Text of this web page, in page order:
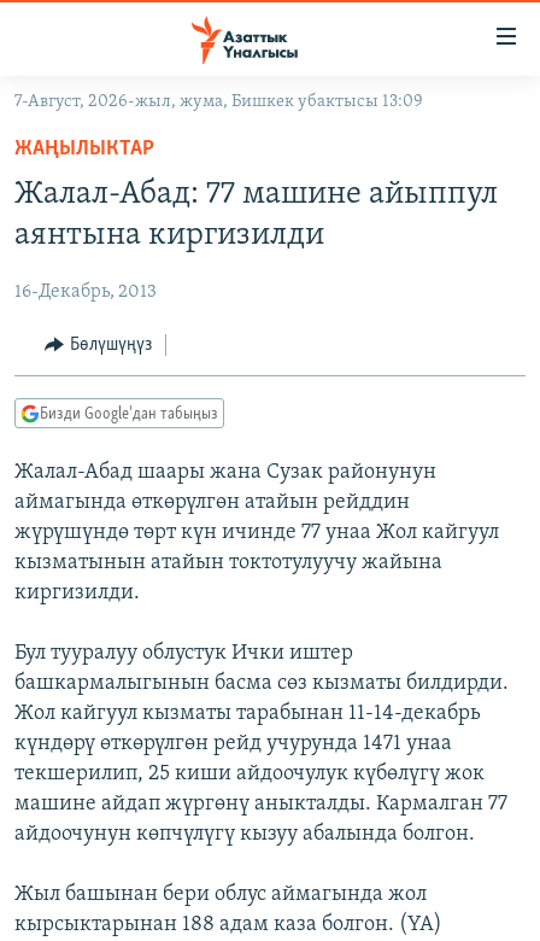
Навигацияга
өтүңүз
Издөөгө
салыңыз
ЭКОНОМИКА
МАДАНИЯТ
БОРБОР АЗИЯ
АТАЙЫН ИЛИКТӨӨ
ТВ ПРОГРАММАЛАР
ЭКСПЕРТТЕР ТАЛДАЙТ
БИЗ ЖАНА ДҮЙНӨ
ЭЖЕ-СИҢДИЛЕР
АЗАТТЫК+
ЫҢГАЙСЫЗ СУРООЛОР
ӨЗГӨЧӨ ПИКИР
Русский
ОНЛАЙН ШЕРИНЕ
ЭЕ/АРнун бардык сайттары
7-Август, 2026-жыл, жума, Бишкек убактысы 13:09
ЖАҢЫЛЫКТАР
Жалал-Абад: 77 машине айыппул
аянтына киргизилди
16-Декабрь, 2013
Бөлүшүңүз
Бизди Google'дан табыңыз
Жалал-Абад шаары жана Сузак районунун
аймагында өткөрүлгөн атайын рейддин
жүрүшүндө төрт күн ичинде 77 унаа Жол кайгуул
кызматынын атайын токтотулуучу жайына
киргизилди.
Бул тууралуу облустук Ички иштер
башкармалыгынын басма сөз кызматы билдирди.
Жол кайгуул кызматы тарабынан 11-14-декабрь
күндөрү өткөрүлгөн рейд учурунда 1471 унаа
текшерилип, 25 киши айдоочулук күбөлүгү жок
машине айдап жүргөнү аныкталды. Кармалган 77
айдоочунун көпчүлүгү кызуу абалында болгон.
Жыл башынан бери облус аймагында жол
кырсыктарынан 188 адам каза болгон. (YA)